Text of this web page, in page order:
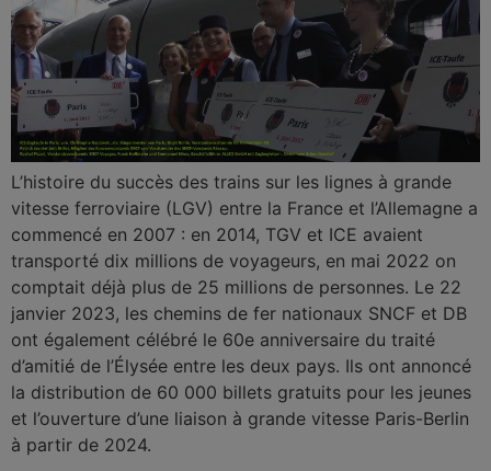
L’histoire du succès des trains sur les lignes à grande
vitesse ferroviaire (LGV) entre la France et l’Allemagne a
commencé en 2007 : en 2014, TGV et ICE avaient
transporté dix millions de voyageurs, en mai 2022 on
comptait déjà plus de 25 millions de personnes. Le 22
janvier 2023, les chemins de fer nationaux SNCF et DB
ont également célébré le 60e anniversaire du traité
d’amitié de l’Élysée entre les deux pays. Ils ont annoncé
la distribution de 60 000 billets gratuits pour les jeunes
et l’ouverture d’une liaison à grande vitesse Paris-Berlin
à partir de 2024.